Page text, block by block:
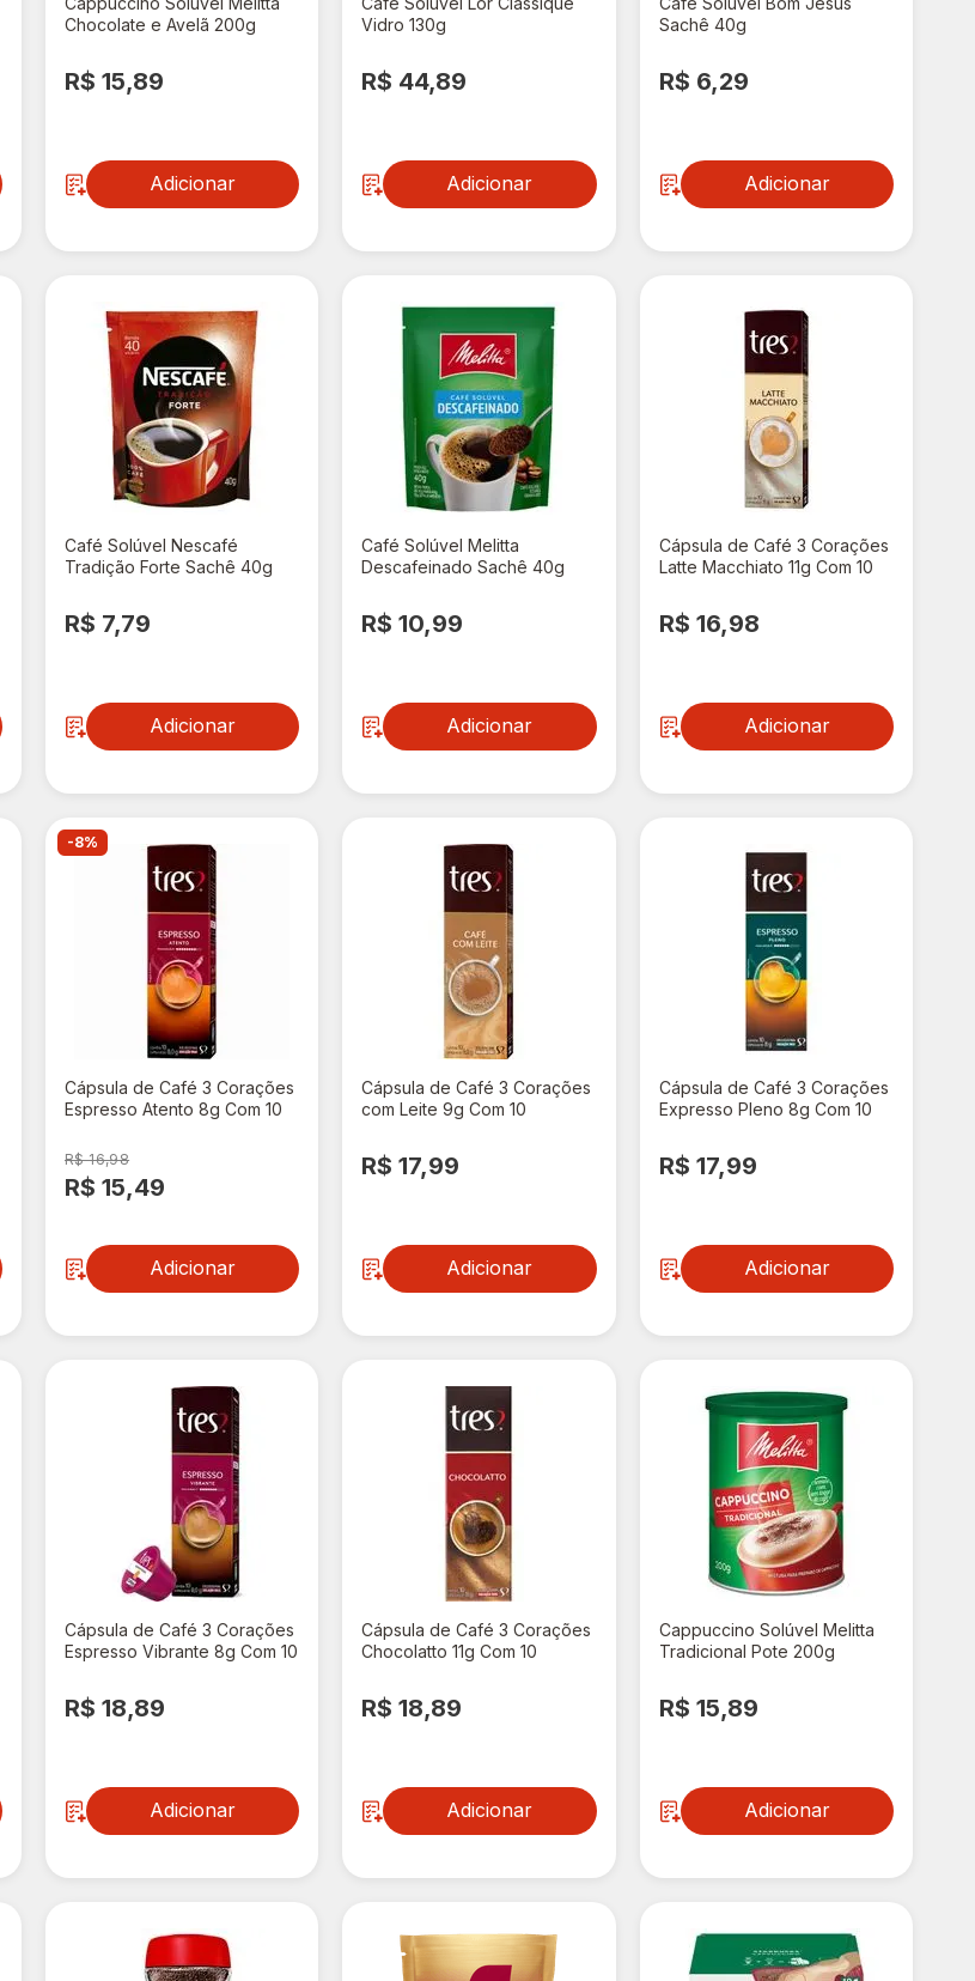
Chocolate e Avelã 200g
R$ 15,89
Adicionar
Vidro 130g
R$ 44,89
Adicionar
Sachê 40g
R$ 6,29
Adicionar
Café Solúvel Nescafé
Tradição Forte Sachê 40g
R$ 7,79
Adicionar
Café Solúvel Melitta
Descafeinado Sachê 40g
R$ 10,99
Adicionar
Cápsula de Café 3 Corações
Latte Macchiato 11g Com 10
R$ 16,98
Adicionar
-8%
Cápsula de Café 3 Corações
Espresso Atento 8g Com 10
R$ 16,98
R$ 15,49
Adicionar
Cápsula de Café 3 Corações
com Leite 9g Com 10
R$ 17,99
Adicionar
Cápsula de Café 3 Corações
Expresso Pleno 8g Com 10
R$ 17,99
Adicionar
Cápsula de Café 3 Corações
Espresso Vibrante 8g Com 10
R$ 18,89
Adicionar
Cápsula de Café 3 Corações
Chocolatto 11g Com 10
R$ 18,89
Adicionar
Cappuccino Solúvel Melitta
Tradicional Pote 200g
R$ 15,89
Adicionar